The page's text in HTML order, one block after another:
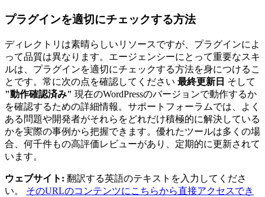
プラグインを適切にチェックする方法
ディレクトリは素晴らしいリソースですが、プラグインによ
って品質は異なります。エージェンシーにとって重要なスキ
ルは、プラグインを適切にチェックする方法を身につけるこ
とです。常に次の点を確認してください 最終更新日 そして
"動作確認済み" 現在のWordPressのバージョンで動作するか
を確認するための詳細情報。サポートフォーラムでは、よく
ある問題や開発者がそれらをどれだけ積極的に解決している
かを実際の事例から把握できます。優れたツールは多くの場
合、何千件もの高評価レビューがあり、定期的に更新されて
います。
ウェブサイト: 翻訳する英語のテキストを入力してくださ
い。 そのURLのコンテンツにこちらから直接アクセスでき